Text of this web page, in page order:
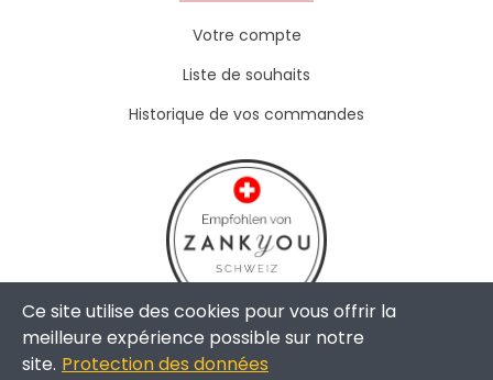
Votre compte
Liste de souhaits
Historique de vos commandes
Ce site utilise des cookies pour vous offrir la
meilleure expérience possible sur notre
site. Protection des données